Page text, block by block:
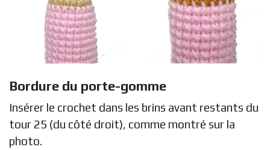
Bordure du porte-gomme
Insérer le crochet dans les brins avant restants du
tour 25 (du côté droit), comme montré sur la
photo.